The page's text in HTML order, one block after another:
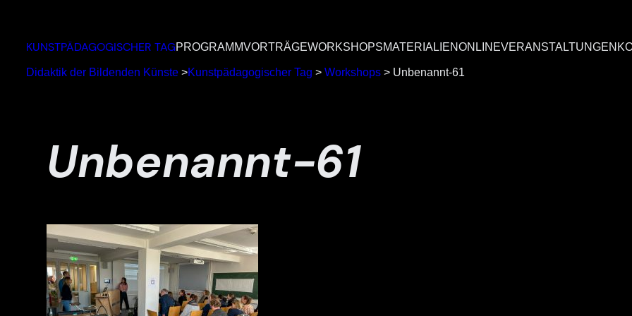
springen
KUNSTPÄDAGOGISCHER TAGPROGRAMMVORTRÄGEWORKSHOPSMATERIALIENONLINEVERANSTALTUNGEN
Didaktik der Bildenden Künste >Kunstpädagogischer Tag > Workshops > Unbenannt-61
Unbenannt-61